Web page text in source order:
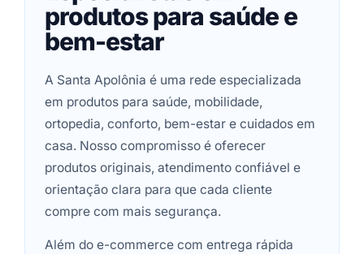
produtos para saúde e
bem-estar
A Santa Apolônia é uma rede especializada
em produtos para saúde, mobilidade,
ortopedia, conforto, bem-estar e cuidados em
casa. Nosso compromisso é oferecer
produtos originais, atendimento confiável e
orientação clara para que cada cliente
compre com mais segurança.
Além do e-commerce com entrega rápida